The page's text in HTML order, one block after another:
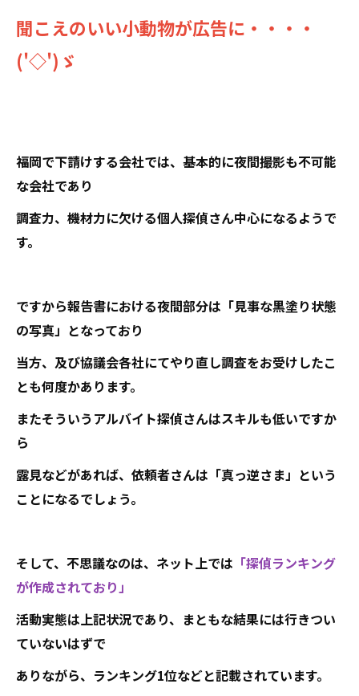
聞こえのいい小動物が広告に・・・・
('◇')ゞ
福岡で下請けする会社では、基本的に夜間撮影も不可能
な会社であり
調査力、機材力に欠ける個人探偵さん中心になるようで
す。
ですから報告書における夜間部分は「見事な黒塗り状態
の写真」となっており
当方、及び協議会各社にてやり直し調査をお受けしたこ
とも何度かあります。
またそういうアルバイト探偵さんはスキルも低いですか
ら
露見などがあれば、依頼者さんは「真っ逆さま」という
ことになるでしょう。
そして、不思議なのは、ネット上では 「探偵ランキング
が作成されており」
活動実態は上記状況であり、まともな結果には行きつい
ていないはずで
ありながら、ランキング1位などと記載されています。